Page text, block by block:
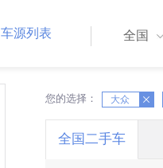
车源列表 全国
您的选择： 大众
X X
全国二手车